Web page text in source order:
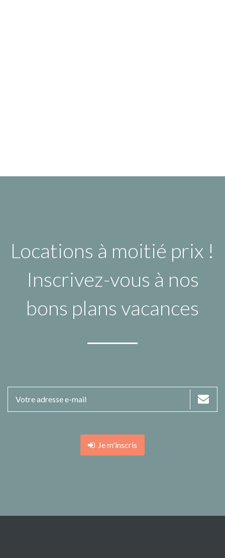
Locations à moitié prix !
Inscrivez-vous à nos
bons plans vacances
Je m'inscris